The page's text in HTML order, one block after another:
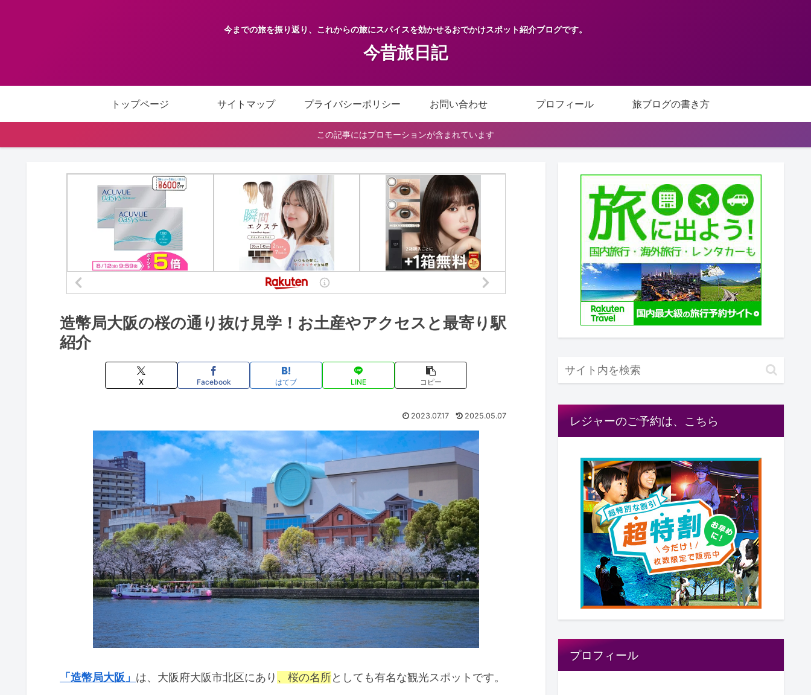
今までの旅を振り返り、これからの旅にスパイスを効かせるおでかけスポット紹介ブログです。
今昔旅日記
トップページ サイトマップ プライバシーポリシー お問い合わせ プロフィール 旅ブログの書き方
この記事にはプロモーションが含まれています
造幣局大阪の桜の通り抜け見学！お土産やアクセスと最寄り駅
紹介
X Facebook はてブ LINE コピー
2023.07.17 2025.05.07
「造幣局大阪」 は、 大阪府大阪市北区にあり 、 桜の名所としても有名な観光スポットです。
レジャーのご予約は、こちら
プロフィール